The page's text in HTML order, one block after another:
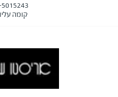
קומה